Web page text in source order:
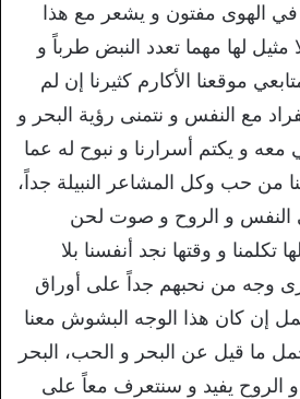
في الهوى مفتون و يشعر مع هذا
لها مهما تعدد النبض طرباً و
موقعنا الأكارم كثيرنا إن لم
مع النفس و نتمنى رؤية البحر و
و يكتم أسرارنا و نبوح له عما
من حب وكل المشاعر النبيلة جداً،
و الروح و صوت لحن
تكلمنا و وقتها نجد أنفسنا بلا
وجه من نحبهم جداً على أوراق
إن كان هذا الوجه البشوش معنا
ما قيل عن البحر و الحب، البحر
الروح يفيد و سنتعرف معاً على